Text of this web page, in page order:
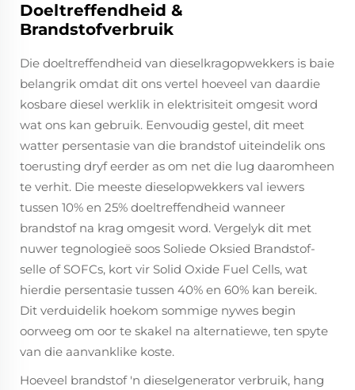
Doeltreffendheid &
Brandstofverbruik
Die doeltreffendheid van dieselkragopwekkers is baie
belangrik omdat dit ons vertel hoeveel van daardie
kosbare diesel werklik in elektrisiteit omgesit word
wat ons kan gebruik. Eenvoudig gestel, dit meet
watter persentasie van die brandstof uiteindelik ons
toerusting dryf eerder as om net die lug daaromheen
te verhit. Die meeste dieselopwekkers val iewers
tussen 10% en 25% doeltreffendheid wanneer
brandstof na krag omgesit word. Vergelyk dit met
nuwer tegnologieë soos Soliede Oksied Brandstof-
selle of SOFCs, kort vir Solid Oxide Fuel Cells, wat
hierdie persentasie tussen 40% en 60% kan bereik.
Dit verduidelik hoekom sommige nywes begin
oorweeg om oor te skakel na alternatiewe, ten spyte
van die aanvanklike koste.
Hoeveel brandstof 'n dieselgenerator verbruik, hang